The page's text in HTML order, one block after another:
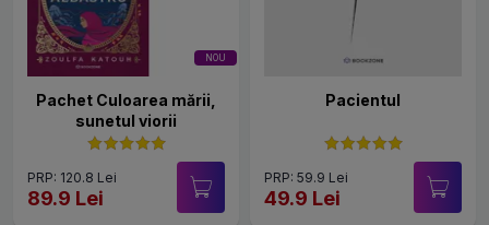
NOU
Pachet Culoarea mării,
sunetul viorii
PRP: 120.8 Lei
89.9 Lei
Pacientul
PRP: 59.9 Lei
49.9 Lei